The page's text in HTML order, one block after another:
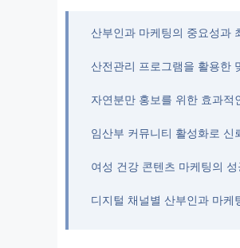
산부인과 마케팅의 중요성과
산전관리 프로그램을 활용한
자연분만 홍보를 위한 효과적
임산부 커뮤니티 활성화로 신
여성 건강 콘텐츠 마케팅의
디지털 채널별 산부인과 마케